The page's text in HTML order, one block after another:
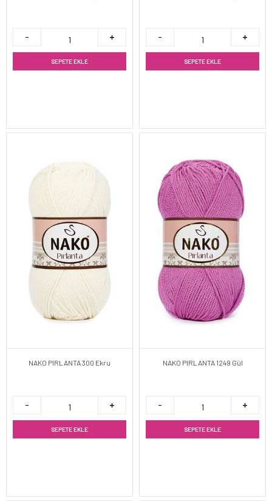
SEPETE EKLE SEPETE EKLE
NAKO PIRLANTA 300 Ekru
SEPETE EKLE
NAKO PIRLANTA 1249 Gül
SEPETE EKLE